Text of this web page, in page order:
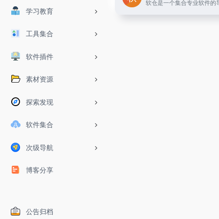
学习教育
工具集合
软件插件
素材资源
探索发现
软件集合
次级导航
博客分享
公告归档